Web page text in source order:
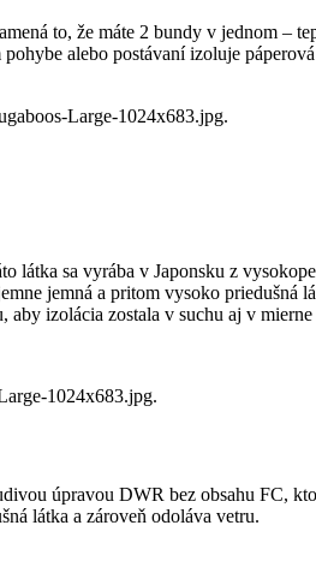
to, že máte 2 bundy v jednom –
alebo postávaní izoluje
látka sa vyrába v Japonsku z
jemná a pritom vysoko
izolácia zostala v suchu aj v
úpravou DWR bez obsahu FC,
látka a zároveň odoláva vetru.